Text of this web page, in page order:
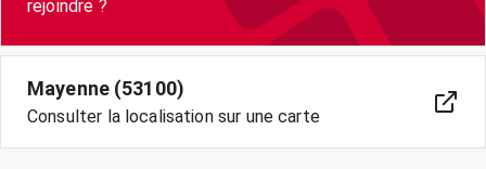
Mayenne (53100)
Consulter la localisation sur une carte